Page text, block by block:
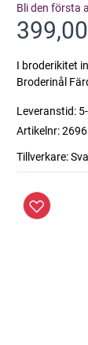
Bli den första
I broderikitet
Broderinål
Leveranstid:
Artikelnr:
Tillverkare: